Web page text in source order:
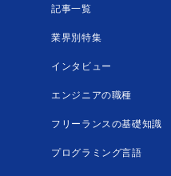
記事一覧
業界別特集
インタビュー
エンジニアの職種
フリーランスの基礎知識
プログラミング言語